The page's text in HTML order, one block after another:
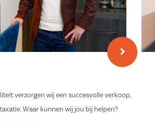
door zijn bijzondere kenmerken zeker niet als
Deze woning is absoluut een bezichtiging
verzorgen wij een succesvolle verkoop,
Waar kunnen wij jou bij helpen?